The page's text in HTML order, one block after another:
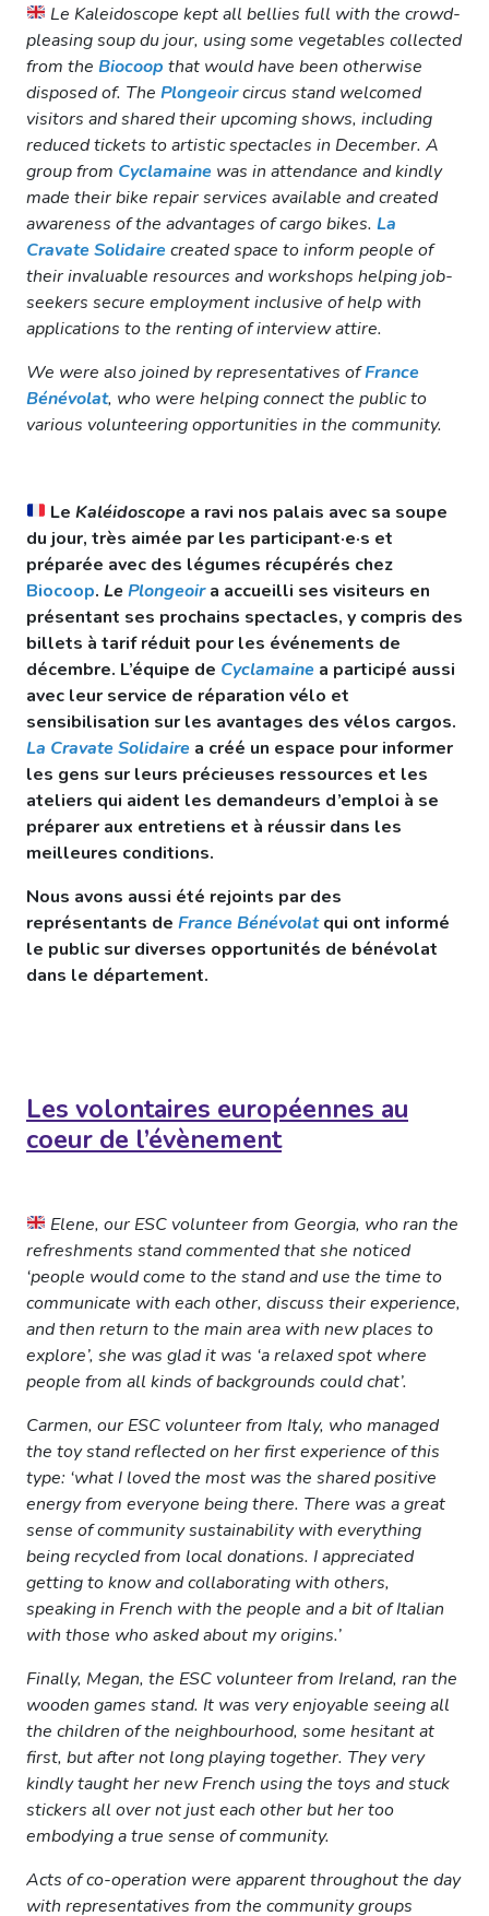
Le Kaleidoscope kept all bellies full with the crowd-
pleasing soup du jour, using some vegetables collected
from the Biocoop that would have been otherwise
disposed of. The Plongeoircircus stand welcomed
visitors and shared their upcoming shows, including
reduced tickets to artistic spectacles in December. A
group from Cyclamaine was in attendance and kindly
made their bike repair services available and created
awareness of the advantages of cargo bikes. La
Cravate Solidairecreated space to inform people of
their invaluable resources and workshops helping job-
seekers secure employment inclusive of help with
applications to the renting of interview attire.
We were also joined by representatives ofFrance
Bénévolat, who were helping connect the public to
various volunteering opportunities in the community.
LeKaléidoscope a ravi nos palais avec sa soupe
du jour, très aimée par les participant·e·s et
préparée avec des légumes récupérés chez
Biocoop. LePlongeoira accueilli ses visiteurs en
présentant ses prochains spectacles, y compris des
billets à tarif réduit pour les événements de
décembre. L’équipe de Cyclamaine a participé aussi
avec leur service de réparation vélo et
sensibilisation sur les avantages des vélos cargos.
La Cravate Solidaire a créé un espace pour informer
les gens sur leurs précieuses ressources et les
ateliers qui aident les demandeurs d’emploi à se
préparer aux entretiens et à réussir dans les
meilleures conditions.
Nous avons aussi été rejoints par des
représentants de France Bénévolatqui ont informé
le public sur diverses opportunités de bénévolat
dans le département.
Les volontaires européennes au
coeur de l’évènement
Elene, our ESC volunteer from Georgia, who ran the
refreshments stand commented that she noticed
‘people would come to the stand and use the time to
communicate with each other, discuss their experience,
and then return to the main area with new places to
explore’, she was glad it was ‘a relaxed spot where
people from all kinds of backgrounds could chat’.
Carmen, our ESC volunteer from Italy, who managed
the toy stand reflected on her first experience of this
type: ‘what I loved the most was the shared positive
energy from everyone being there. There was a great
sense of community sustainability with everything
being recycled from local donations. I appreciated
getting to know and collaborating with others,
speaking in French with the people and a bit of Italian
with those who asked about my origins.’
Finally, Megan, the ESC volunteer from Ireland, ran the
wooden games stand. It was very enjoyable seeing all
the children of the neighbourhood, some hesitant at
first, but after not long playing together. They very
kindly taught her new French using the toys and stuck
stickers all over not just each other but her too
embodying a true sense of community.
Acts of co-operation were apparent throughout the day
with representatives from the community groups